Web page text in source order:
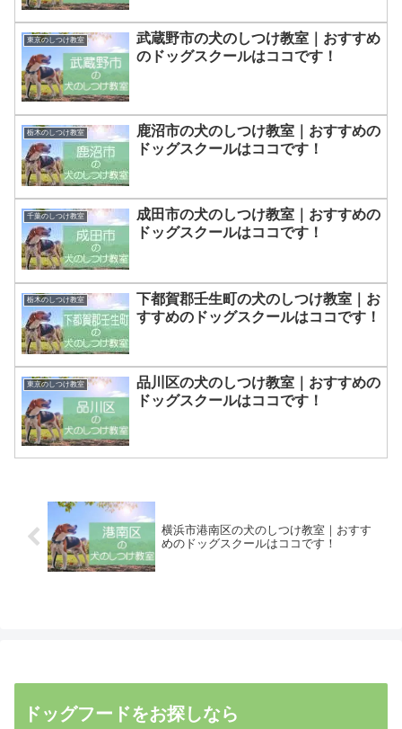
東京のしつけ教室
武蔵野市の犬のしつけ教室｜おすすめ
のドッグスクールはココです！
栃木のしつけ教室
鹿沼市の犬のしつけ教室｜おすすめの
ドッグスクールはココです！
千葉のしつけ教室
成田市の犬のしつけ教室｜おすすめの
ドッグスクールはココです！
栃木のしつけ教室
下都賀郡壬生町の犬のしつけ教室｜お
すすめのドッグスクールはココです！
東京のしつけ教室
品川区の犬のしつけ教室｜おすすめの
ドッグスクールはココです！
横浜市港南区の犬のしつけ教室｜おすす
めのドッグスクールはココです！
ドッグフードをお探しなら